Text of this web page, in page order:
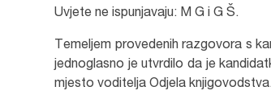
Uvjete ne ispunjavaju: M G i G Š.
Temeljem provedenih razgovora s
jednoglasno je utvrdilo da je
mjesto voditelja Odjela